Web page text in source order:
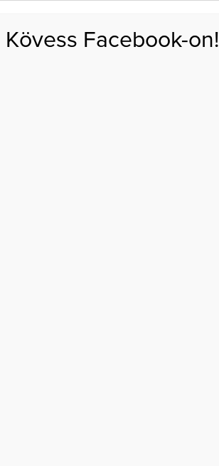
A
ELLEN
BETEG SZENVED GYULLADÁSOS
CSAK EGY
Kövess Facebook-on!